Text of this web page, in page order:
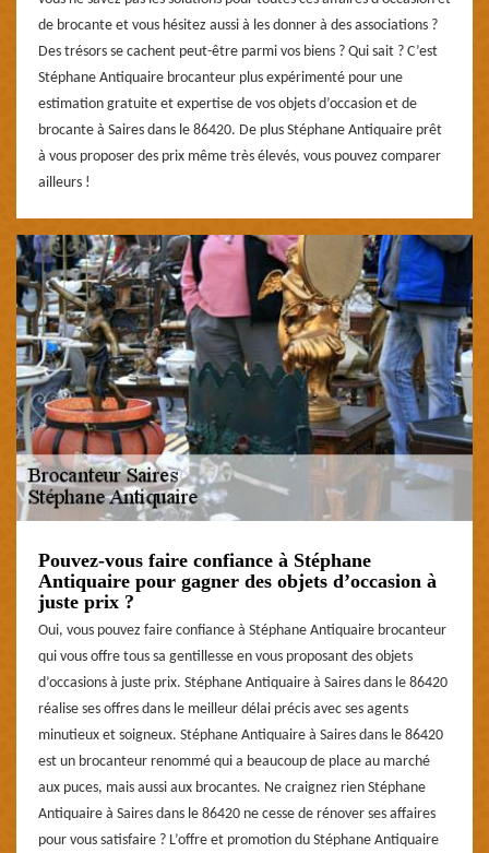
de brocante et vous hésitez aussi à les donner à des associations ?
Des trésors se cachent peut-être parmi vos biens ? Qui sait ? C’est
Stéphane Antiquaire brocanteur plus expérimenté pour une
estimation gratuite et expertise de vos objets d’occasion et de
brocante à Saires dans le 86420. De plus Stéphane Antiquaire prêt
à vous proposer des prix même très élevés, vous pouvez comparer
ailleurs !
Pouvez-vous faire confiance à Stéphane
Antiquaire pour gagner des objets d’occasion à
juste prix ?
Oui, vous pouvez faire confiance à Stéphane Antiquaire brocanteur
qui vous offre tous sa gentillesse en vous proposant des objets
d’occasions à juste prix. Stéphane Antiquaire à Saires dans le 86420
réalise ses offres dans le meilleur délai précis avec ses agents
minutieux et soigneux. Stéphane Antiquaire à Saires dans le 86420
est un brocanteur renommé qui a beaucoup de place au marché
aux puces, mais aussi aux brocantes. Ne craignez rien Stéphane
Antiquaire à Saires dans le 86420 ne cesse de rénover ses affaires
pour vous satisfaire ? L’offre et promotion du Stéphane Antiquaire